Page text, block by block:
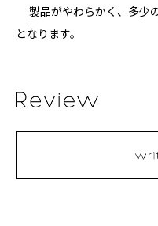
製品がやわらかく、多少
となります。